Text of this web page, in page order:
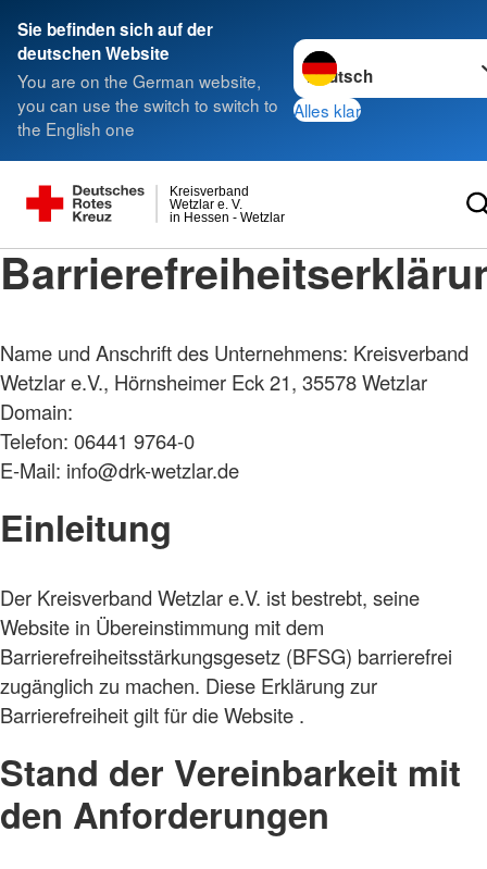
Sie befinden sich auf der
deutschen Website
You are on the German website,
you can use the switch to switch to
the English one
Sprache wechseln zu
Alles klar
in Hessen - Wetzlar
Wetzlar e. V.
Kreisverband
Name und Anschrift des Unternehmens: Kreisverband
Wetzlar e.V., Hörnsheimer Eck 21, 35578 Wetzlar
Domain:
Telefon: 06441 9764-0
E-Mail: info@drk-wetzlar.de
Einleitung
Der Kreisverband Wetzlar e.V. ist bestrebt, seine
Website in Übereinstimmung mit dem
Barrierefreiheitsstärkungsgesetz (BFSG) barrierefrei
zugänglich zu machen. Diese Erklärung zur
Barrierefreiheit gilt für die Website .
Stand der Vereinbarkeit mit
den Anforderungen